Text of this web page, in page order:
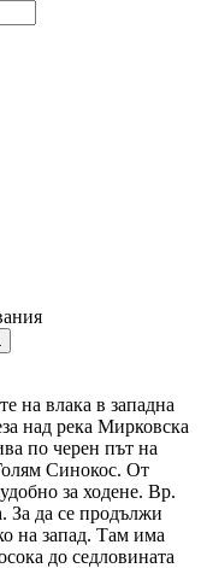
на влака в западна
над река Мирковска
по черен път на
Синокос. От
за ходене. Вр.
За да се продължи
на запад. Там има
до седловината